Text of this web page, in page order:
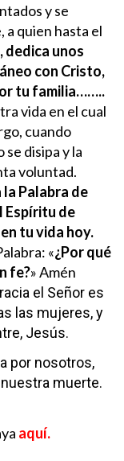
y se
a quien hasta el
dedica unos
con Cristo,
tu familia……..
vida en el cual
cuando
se disipa y la
voluntad.
Palabra de
Espíritu de
tu vida hoy.
«¿Por qué
fe?» Amén
el Señor es
las mujeres,y
Jesús.
por nosotros,
muerte.
aquí.